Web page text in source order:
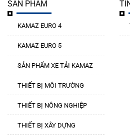
SẢN PHẨM
KAMAZ EURO 4
KAMAZ EURO 5
SẢN PHẨM XE TẢI KAMAZ
THIẾT BỊ MÔI TRƯỜNG
THIẾT BỊ NÔNG NGHIỆP
THIẾT BỊ XÂY DỰNG